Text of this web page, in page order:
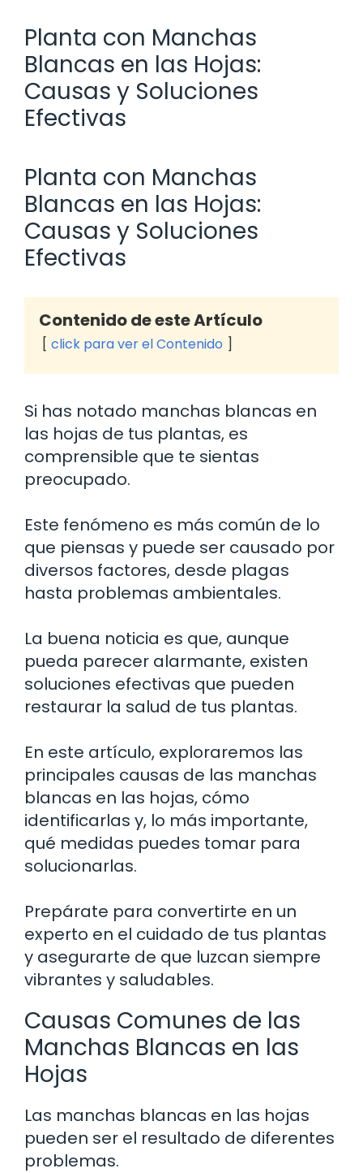
Planta con Manchas
Blancas en las Hojas:
Causas y Soluciones
Efectivas
Planta con Manchas
Blancas en las Hojas:
Causas y Soluciones
Efectivas
Contenido de este Artículo
click para ver el Contenido
Si has notado manchas blancas en
las hojas de tus plantas, es
comprensible que te sientas
preocupado.
Este fenómeno es más común de lo
que piensas y puede ser causado por
diversos factores, desde plagas
hasta problemas ambientales.
La buena noticia es que, aunque
pueda parecer alarmante, existen
soluciones efectivas que pueden
restaurar la salud de tus plantas.
En este artículo, exploraremos las
principales causas de las manchas
blancas en las hojas, cómo
identificarlas y, lo más importante,
qué medidas puedes tomar para
solucionarlas.
Prepárate para convertirte en un
experto en el cuidado de tus plantas
y asegurarte de que luzcan siempre
vibrantes y saludables.
Causas Comunes de las
Manchas Blancas en las
Hojas
Las manchas blancas en las hojas
pueden ser el resultado de diferentes
problemas.